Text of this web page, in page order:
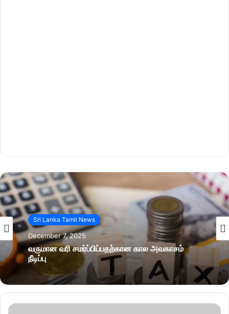
Sri Lanka Tamil News
December 7, 2025
வருமான வரி சமர்ப்பிப்பதற்கான கால அவகாசம்
நீடிப்பு